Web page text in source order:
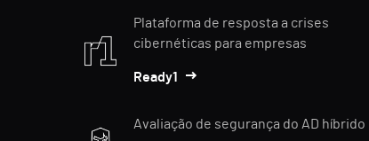
Plataforma de resposta a crises
cibernéticas para empresas
Ready1
Avaliação de segurança do AD híbrido